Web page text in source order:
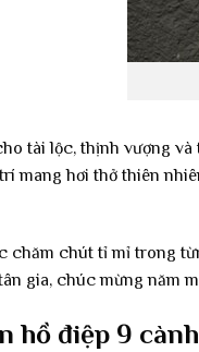
tài lộc, thịnh vượng
mang hơi thở thiên
chăm chút tỉ mỉ trong
gia, chúc mừng năm
hồ điệp 9